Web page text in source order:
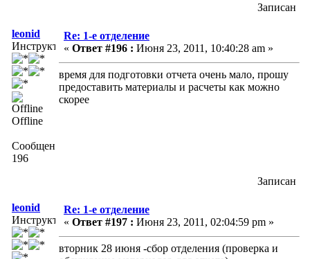
Записан
leonid
Инструктор
Offline
Сообщений:
196
Re: 1-е отделение
« Ответ #196 : Июня 23, 2011, 10:40:28 am »
время для подготовки отчета очень мало, прошу
предоставить материалы и расчеты как можно
скорее
Записан
leonid
Инструктор
Re: 1-е отделение
« Ответ #197 : Июня 23, 2011, 02:04:59 pm »
вторник 28 июня -сбор отделения (проверка и